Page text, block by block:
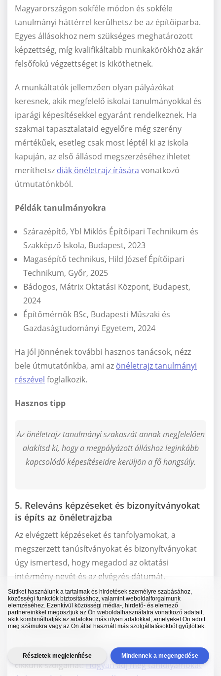
Sütiket használunk a tartalmak és hirdetések személyre szabásához,
közösségi funkciók biztosításához, valamint weboldalforgalmunk
elemzéséhez. Ezenkívül közösségi média-, hirdető- és elemező
partnereinkkel megosztjuk az Ön weboldalhasználatra vonatkozó adatait,
akik kombinálhatják az adatokat más olyan adatokkal, amelyeket Ön adott
meg számukra vagy az Ön által használt más szolgáltatásokból gyűjtöttek.
Részletek megjelenítése Mindennek a megengedése
Magyarországon sokféle módon és sokféle
tanulmányi háttérrel kerülhetsz be az építőiparba.
Egyes állásokhoz nem szükséges meghatározott
képzettség, míg kvalifikáltabb munkakörökhöz akár
felsőfokú végzettséget is kiköthetnek.
A munkáltatók jellemzően olyan pályázókat
keresnek, akik megfelelő iskolai tanulmányokkal és
iparági képesítésekkel egyaránt rendelkeznek. Ha
szakmai tapasztalataid egyelőre még szerény
mértékűek, esetleg csak most léptél ki az iskola
kapuján, az első állásod megszerzéséhez ihletet
meríthetsz diák önéletrajz írására vonatkozó
útmutatónkból.
Példák tanulmányokra
Szárazépítő, Ybl Miklós Építőipari Technikum és
Szakképző Iskola, Budapest, 2023
Magasépítő technikus, Hild József Építőipari
Technikum, Győr, 2025
Bádogos, Mátrix Oktatási Központ, Budapest,
2024
Építőmérnök BSc, Budapesti Műszaki és
Gazdaságtudományi Egyetem, 2024
Ha jól jönnének további hasznos tanácsok, nézz
bele útmutatónkba, ami az önéletrajz tanulmányi
részével foglalkozik.
Hasznos tipp
Az önéletrajz tanulmányi szakaszát annak megfelelően
alakítsd ki, hogy a megpályázott álláshoz leginkább
kapcsolódó képesítéseidre kerüljön a fő hangsúly.
5. Releváns képzéseket és bizonyítványokat
is építs az önéletrajzba
Az elvégzett képzéseket és tanfolyamokat, a
megszerzett tanúsítványokat és bizonyítványokat
úgy ismertesd, hogy megadod az oktatási
intézmény nevét és az elvégzés dátumát.
Hívd fel a figyelmet a legfontosabb projektekre és
eredményekre, az elsajátított specifikus szakmai
technikai ismeretekre.
További információkkal e témában a következő
cikkünk szolgálhat:Hogyan adj meg tanfolyamokat